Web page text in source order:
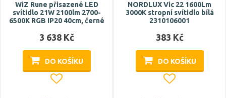
WiZ Rune přisazené LED
svítidlo 21W 2100lm 2700-
6500K RGB IP20 40cm, černé
3 638 Kč
DO KOŠÍKU
NORDLUX Vic 22 1600Lm
3000K stropní svítidlo bílá
2310106001
383 Kč
DO KOŠÍKU